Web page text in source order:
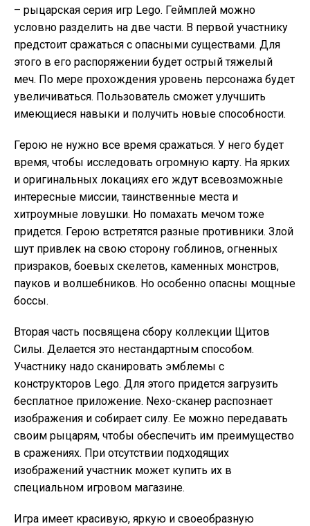
– рыцарская серия игр Lego. Геймплей можно
условно разделить на две части. В первой участнику
предстоит сражаться с опасными существами. Для
этого в его распоряжении будет острый тяжелый
меч. По мере прохождения уровень персонажа будет
увеличиваться. Пользователь сможет улучшить
имеющиеся навыки и получить новые способности.
Герою не нужно все время сражаться. У него будет
время, чтобы исследовать огромную карту. На ярких
и оригинальных локациях его ждут всевозможные
интересные миссии, таинственные места и
хитроумные ловушки. Но помахать мечом тоже
придется. Герою встретятся разные противники. Злой
шут привлек на свою сторону гоблинов, огненных
призраков, боевых скелетов, каменных монстров,
пауков и волшебников. Но особенно опасны мощные
боссы.
Вторая часть посвящена сбору коллекции Щитов
Силы. Делается это нестандартным способом.
Участнику надо сканировать эмблемы с
конструкторов Lego. Для этого придется загрузить
бесплатное приложение. Nexo-сканер распознает
изображения и собирает силу. Ее можно передавать
своим рыцарям, чтобы обеспечить им преимущество
в сражениях. При отсутствии подходящих
изображений участник может купить их в
специальном игровом магазине.
Игра имеет красивую, яркую и своеобразную